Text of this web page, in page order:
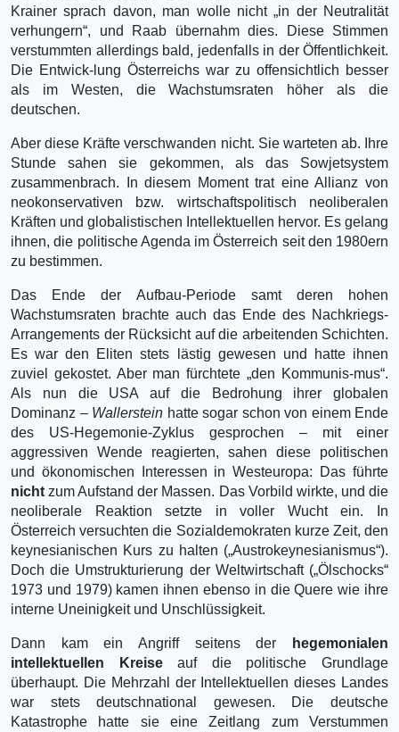
Krainer sprach davon, man wolle nicht „in der Neutralität
verhungern“, und Raab übernahm dies. Diese Stimmen
verstummten allerdings bald, jedenfalls in der Öffentlichkeit.
Die Entwick-lung Österreichs war zu offensichtlich besser
als im Westen, die Wachstumsraten höher als die
deutschen.
Aber diese Kräfte verschwanden nicht. Sie warteten ab. Ihre
Stunde sahen sie gekommen, als das Sowjetsystem
zusammenbrach. In diesem Moment trat eine Allianz von
neokonservativen bzw. wirtschaftspolitisch neoliberalen
Kräften und globalistischen Intellektuellen hervor. Es gelang
ihnen, die politische Agenda im Österreich seit den 1980ern
zu bestimmen.
Das Ende der Aufbau-Periode samt deren hohen
Wachstumsraten brachte auch das Ende des Nachkriegs-
Arrangements der Rücksicht auf die arbeitenden Schichten.
Es war den Eliten stets lästig gewesen und hatte ihnen
zuviel gekostet. Aber man fürchtete „den Kommunis-mus“.
Als nun die USA auf die Bedrohung ihrer globalen
Dominanz – Wallerstein hatte sogar schon von einem Ende
des US-Hegemonie-Zyklus gesprochen – mit einer
aggressiven Wende reagierten, sahen diese politischen
und ökonomischen Interessen in Westeuropa: Das führte
nicht zum Aufstand der Massen. Das Vorbild wirkte, und die
neoliberale Reaktion setzte in voller Wucht ein. In
Österreich versuchten die Sozialdemokraten kurze Zeit, den
keynesianischen Kurs zu halten („Austrokeynesianismus“).
Doch die Umstrukturierung der Weltwirtschaft („Ölschocks“
1973 und 1979) kamen ihnen ebenso in die Quere wie ihre
interne Uneinigkeit und Unschlüssigkeit.
Dann kam ein Angriff seitens der
hegemonialen
intellektuellen Kreiseauf die politische Grundlage
überhaupt. Die Mehrzahl der Intellektuellen dieses Landes
war stets deutschnational gewesen. Die deutsche
Katastrophe hatte sie eine Zeitlang zum Verstummen